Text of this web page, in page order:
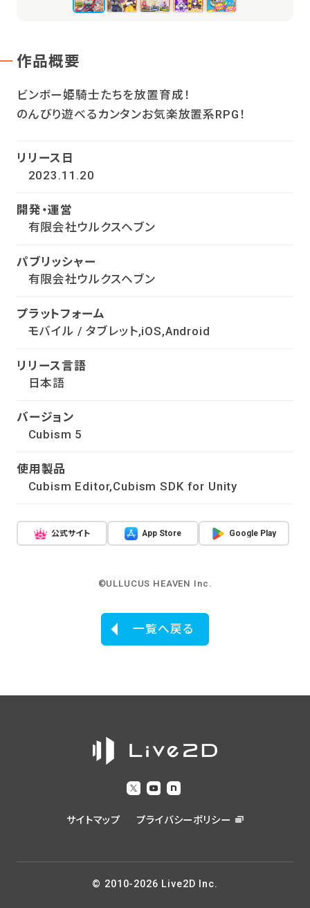
作品概要
ビンボー姫騎士たちを放置育成！
のんびり遊べるカンタンお気楽放置系RPG！
リリース日
2023.11.20
開発・運営
有限会社ウルクスヘブン
パブリッシャー
有限会社ウルクスヘブン
プラットフォーム
モバイル / タブレット,iOS,Android
リリース言語
日本語
バージョン
Cubism 5
使用製品
Cubism Editor,Cubism SDK for Unity
公式サイト App Store Google Play
©ULLUCUS HEAVEN Inc.
一覧へ戻る
サイトマップ プライバシーポリシー
© 2010-2026 Live2D Inc.